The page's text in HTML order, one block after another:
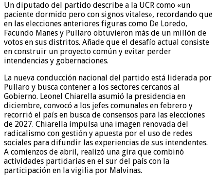
Un diputado del partido describe a la UCR como «un
paciente dormido pero con signos vitales», recordando que
en las elecciones anteriores figuras como De Loredo,
Facundo Manes y Pullaro obtuvieron más de un millón de
votos en sus distritos. Añade que el desafío actual consiste
en construir un proyecto común y evitar perder
intendencias y gobernaciones.
La nueva conducción nacional del partido está liderada por
Pullaro y busca contener a los sectores cercanos al
Gobierno. Leonel Chiarella asumió la presidencia en
diciembre, convocó a los jefes comunales en febrero y
recorrió el país en busca de consensos para las elecciones
de 2027. Chiarella impulsa una imagen renovada del
radicalismo con gestión y apuesta por el uso de redes
sociales para difundir las experiencias de sus intendentes.
A comienzos de abril, realizó una gira que combinó
actividades partidarias en el sur del país con la
participación en la vigilia por Malvinas.